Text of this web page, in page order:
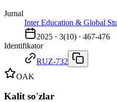
Jurnal
Inter Education & Global
2025 · 3(10) · 467-476
Identifikator
RUZ-732
OAK
Kalit so'zlar